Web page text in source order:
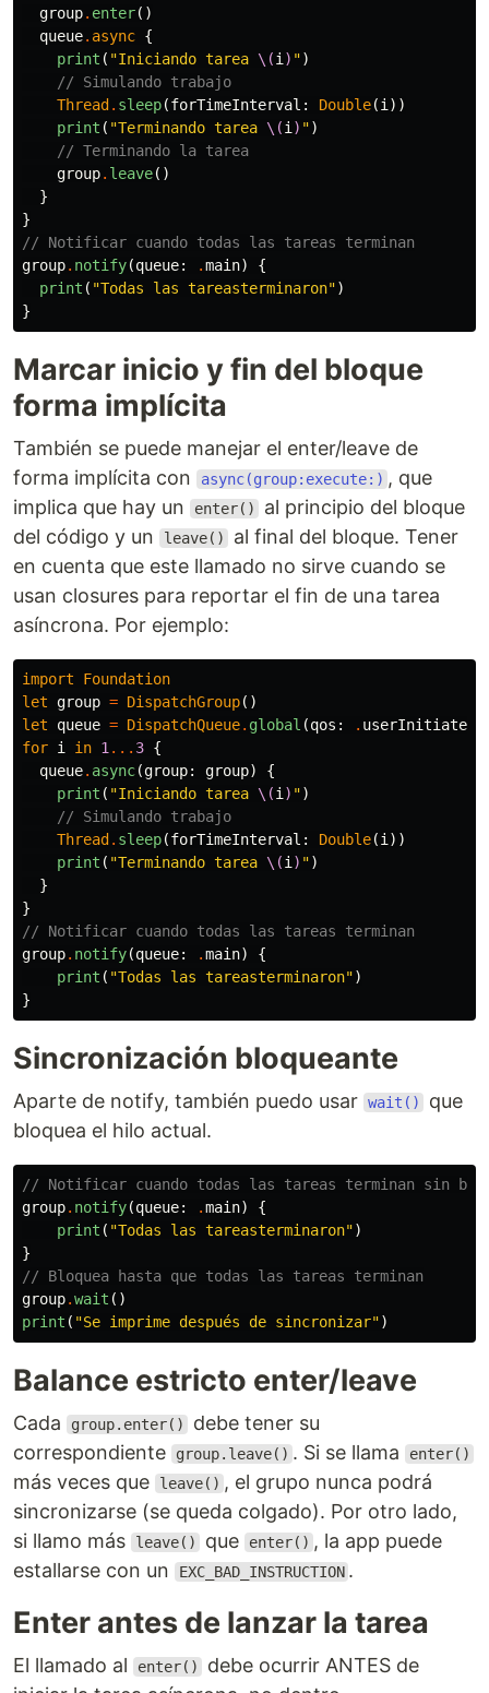
group. enter()
queue. async {
print ( "Iniciando tarea \(i ) ")
// Simulando trabajo
Thread . sleep(forTimeInterval : Double(i ))
print ( "Terminando tarea \(i ) ")
// Terminando la tarea
group. leave()
}
}
// Notificar cuando todas las tareas terminan
group. notify(queue: .main)
{
print ( "Todas las tareasterminaron")
}
Marcar inicio y fin del bloque
forma implícita
También se puede manejar el enter/leave de
forma implícita con
async(group:execute:) , que
implica que hay un
enter()
al principio del bloque
del código y un
leave()
al final del bloque. Tener
en cuenta que este llamado no sirve cuando se
usan closures para reportar el fin de una tarea
asíncrona. Por ejemplo:
import
Foundation
let group = DispatchGroup()
let
queue = DispatchQueue. global (qos : . userInitiated
for i in 1 ... 3 {
queue. async(group: group)
{
print ( "Iniciando tarea \(i ) ")
// Simulando trabajo
Thread . sleep(forTimeInterval : Double(i ))
print ( "Terminando tarea \(i ) ")
}
}
// Notificar cuando todas las tareas terminan
group. notify(queue: .main)
{
print ( "Todas las tareasterminaron")
}
Sincronización bloqueante
Aparte de notify, también puedo usar wait()
que
bloquea el hilo actual.
// Notificar cuando todas las tareas terminan sin
group. notify(queue: .main)
{
print ( "Todas las tareasterminaron")
}
// Bloquea hasta que todas las tareas terminan
group.wait ()
print ( "Se imprime después de sincronizar")
Balance estricto enter/leave
Cada group.enter()
debe tener su
correspondiente
group.leave() . Si se llama enter()
más veces que leave() , el grupo nunca podrá
sincronizarse (se queda colgado). Por otro lado,
si llamo más
leave() que enter() , la app puede
estallarse con un
EXC_BAD_INSTRUCTION .
Enter antes de lanzar la tarea
El llamado al enter()
debe ocurrir ANTES de